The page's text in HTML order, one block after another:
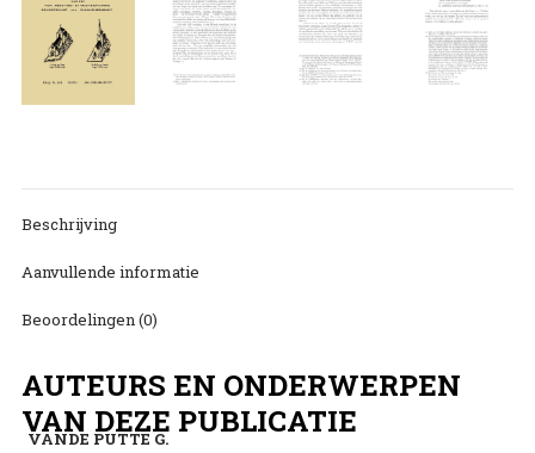
Beschrijving
Aanvullende informatie
Beoordelingen (0)
AUTEURS EN ONDERWERPEN
VAN DEZE PUBLICATIE
VANDE PUTTE G.